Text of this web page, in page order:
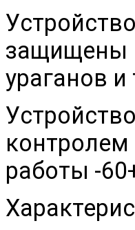
защищены
ураганов и
работы -